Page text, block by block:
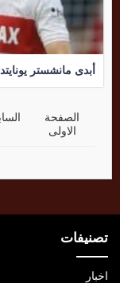
أبدى مانشستر
الصفحة
الاولى
تصنيفات
اخبار